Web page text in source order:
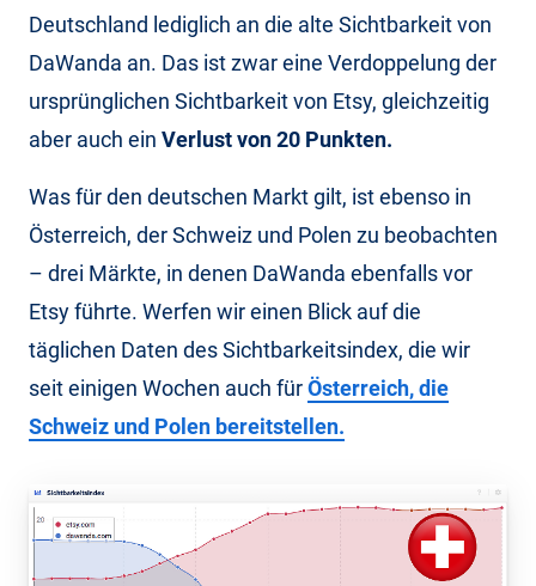
Deutschland lediglich an die alte Sichtbarkeit von
DaWanda an. Das ist zwar eine Verdoppelung der
ursprünglichen Sichtbarkeit von Etsy, gleichzeitig
aber auch ein Verlust von 20 Punkten.
Was für den deutschen Markt gilt, ist ebenso in
Österreich, der Schweiz und Polen zu beobachten
– drei Märkte, in denen DaWanda ebenfalls vor
Etsy führte. Werfen wir einen Blick auf die
täglichen Daten des Sichtbarkeitsindex, die wir
seit einigen Wochen auch fürÖsterreich, die
Schweiz und Polen bereitstellen.